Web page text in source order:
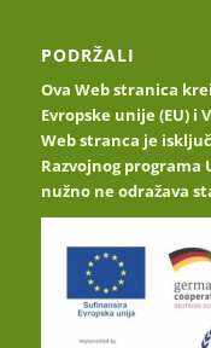
PODRŽALI
Ova Web stranica
Evropske unije (EU) i
Web stranca je
Razvojnog programa
nužno ne odražava